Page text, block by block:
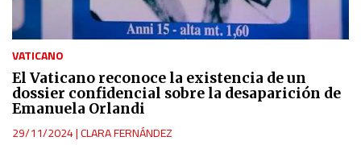
VATICANO
El Vaticano reconoce la existencia de un
dossier confidencial sobre la desaparición de
Emanuela Orlandi
29/11/2024|CLARA FERNÁNDEZ